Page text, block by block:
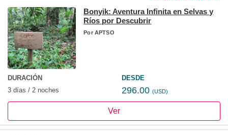
Bonyik: Aventura Infinita en Selvas y
Ríos por Descubrir
PorAPTSO
DURACIÓN
3 días / 2 noches
DESDE
296.00 (USD)
Ver